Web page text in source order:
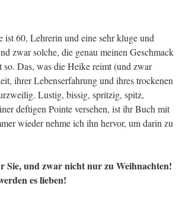
ist 60, Lehrerin und eine sehr kluge und
zwar solche, die genau meinen Geschmack
Das, was die Heike reimt (und zwar
ihrer Lebenserfahrung und ihres trockenen
Lustig, bissig, spritzig, spitz,
deftigen Pointe versehen, ist ihr Buch mit
wieder nehme ich ihn hervor, um darin zu
Sie, und zwar nicht nur zu Weihnachten!
es lieben!